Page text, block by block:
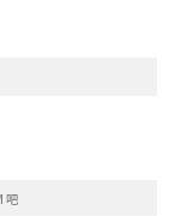
吧